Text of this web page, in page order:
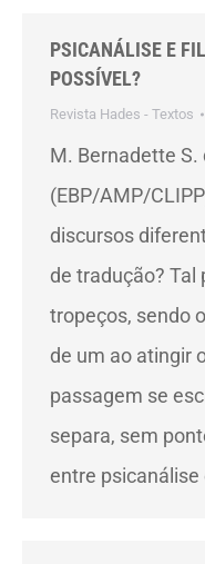
PSICANÁLISE E
POSSÍVEL?
Revista Hades - Textos
M. Bernadette S.
(EBP/AMP/
discursos
de tradução? Tal
tropeços, sendo
de um ao atingir
passagem se
separa, sem
entre psicanálise